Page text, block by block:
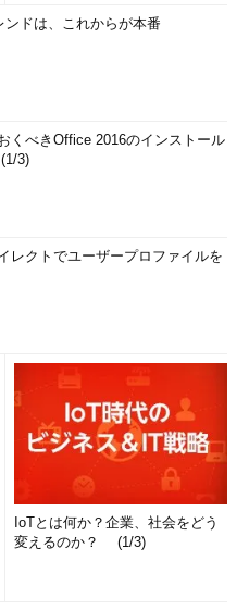
ンドは、これからが本番
くべきOffice 2016のインストール
3)
レクトでユーザープロファイルを
IoTとは何か？企業、社会をどう
変えるのか？ (1/3)